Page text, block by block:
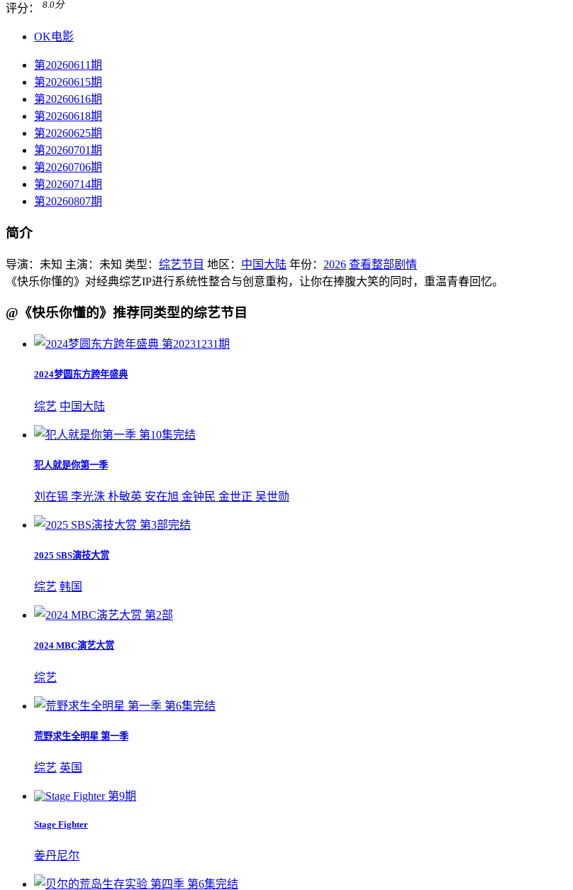
评分：
8.0分
OK电影
第20260611期
第20260615期
第20260616期
第20260618期
第20260625期
第20260701期
第20260706期
第20260714期
第20260807期
简介
导演： 未知 主演： 未知 类型： 综艺节目 地区： 中国大陆 年份： 2026 查看整部剧情
《快乐你懂的》对经典综艺IP进行系统性整合与创意重构，让你在捧腹大笑的同时，重温青春回忆。
@《快乐你懂的》推荐同类型的综艺节目
第20231231期
2024梦圆东方跨年盛典
综艺 中国大陆
第10集完结
犯人就是你第一季
刘在锡 李光洙 朴敏英 安在旭 金钟民 金世正 吴世勋
第3部完结
2025 SBS演技大赏
综艺 韩国
第2部
2024 MBC演艺大赏
综艺
第6集完结
荒野求生全明星 第一季
综艺 英国
第9期
Stage Fighter
姜丹尼尔
第6集完结